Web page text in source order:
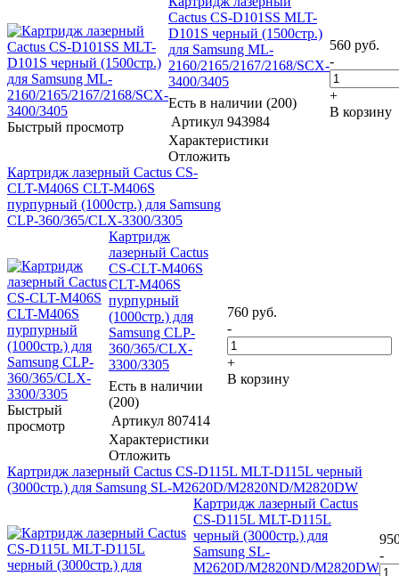
Быстрый просмотр
Cactus CS-D101SS MLT-
D101S черный (1500стр.)
для Samsung ML-
2160/2165/2167/2168/SCX-
3400/3405
Есть в наличии (200)
Артикул 943984
Характеристики
Отложить
560 руб.
-
+
В корзину
Картридж лазерный Cactus CS-
CLT-M406S CLT-M406S
пурпурный (1000стр.) для Samsung
CLP-360/365/CLX-3300/3305
Быстрый
просмотр
Картридж
лазерный Cactus
CS-CLT-M406S
CLT-M406S
пурпурный
(1000стр.) для
Samsung CLP-
360/365/CLX-
3300/3305
Есть в наличии
(200)
Артикул 807414
Характеристики
Отложить
760 руб.
-
+
В корзину
Картридж лазерный Cactus CS-D115L MLT-D115L черный
(3000стр.) для Samsung SL-M2620D/M2820ND/M2820DW
Картридж лазерный Cactus
CS-D115L MLT-D115L
черный (3000стр.) для
Samsung SL-
M2620D/M2820ND/M2820DW
-